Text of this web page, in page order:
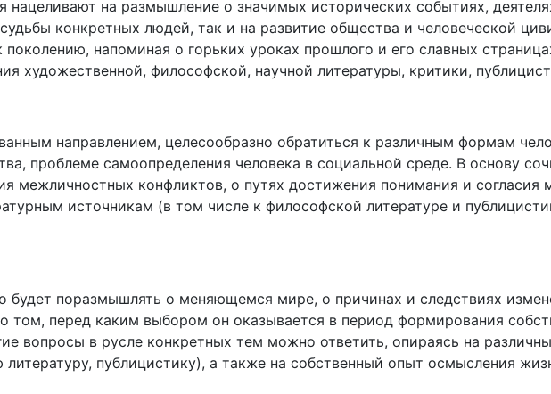
нацеливают на размышление о значимых исторических событиях,
конкретных людей, так и на развитие общества и человеческой
поколению, напоминая о горьких уроках прошлого и его славных
художественной, философской, научной литературы, критики,
направлением, целесообразно обратиться к различным формам
проблеме самоопределения человека в социальной среде. В основу
межличностных конфликтов, о путях достижения понимания и
источникам (в том числе к философской литературе и
будет поразмышлять о меняющемся мире, о причинах и следствиях
том, перед каким выбором он оказывается в период формирования
вопросы в русле конкретных тем можно ответить, опираясь на
литературу, публицистику), а также на собственный опыт осмысления